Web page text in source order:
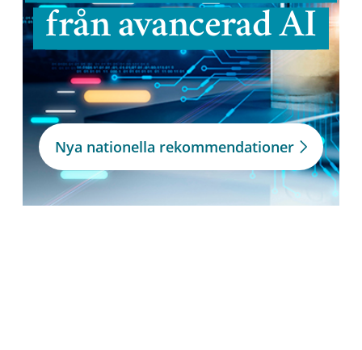
från avancerad AI
Nya nationella rekommendationer